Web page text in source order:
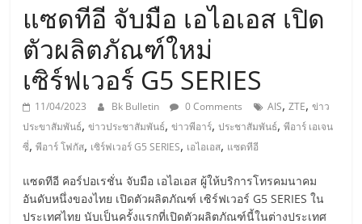
แซดทีอี จับมือ เอไอเอส เปิด
ตัวผลิตภัณฑ์ใหม่
เซิร์ฟเวอร์ G5 SERIES
11/04/2023 Bk Bulletin 0 Comments AIS,ZTE,ข่าว
ประขาสัมพันธ์,ข่าวประชาสัมพันธ์,ข่าวพีอาร์,ประชาสัมพันธ์,พีอาร์ เอเจน
ซี่,พีอาร์ โฟกัส, เซิร์ฟเวอร์ G5 SERIES, เอไอเอส, แซดทีอี
แซดทีอี คอร์ปอเรชั่น จับมือ เอไอเอส ผู้ให้บริการโทรคมนาคม
อันดับหนึ่งของไทย เปิดตัวผลิตภัณฑ์ เซิร์ฟเวอร์ G5 SERIES ใน
ประเทศไทย นับเป็นครั้งแรกที่เปิดตัวผลิตภัณฑ์นี้ในต่างประเทศ